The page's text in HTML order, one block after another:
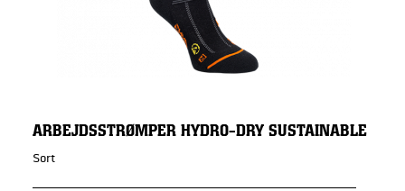
ARBEJDSSTRØMPER HYDRO-DRY SUSTAINABLE
Sort